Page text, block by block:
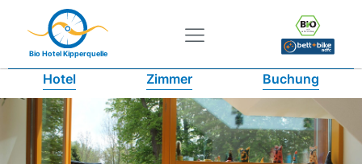
Bio Hotel Kipperquelle
Hotel Zimmer Buchung